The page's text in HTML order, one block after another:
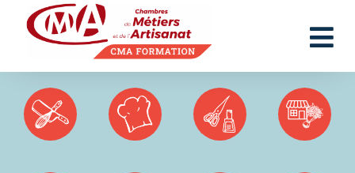
Panneau de gestion des cookies